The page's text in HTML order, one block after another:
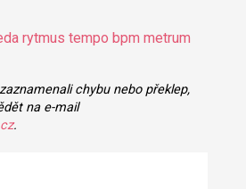
rytmus tempo bpm metrum
chybu nebo překlep,
na e-mail
.